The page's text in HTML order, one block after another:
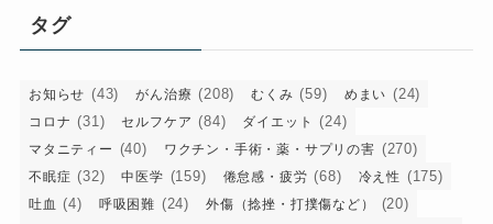
ー
タグ
お知らせ (43) がん治療 (208) むくみ (59) めまい (24)
コロナ (31) セルフケア (84) ダイエット (24)
マタニティー (40) ワクチン・手術・薬・サプリの害 (270)
不眠症 (32) 中医学 (159) 倦怠感・疲労 (68) 冷え性 (175)
吐血 (4) 呼吸困難 (24) 外傷（捻挫・打撲傷など） (20)